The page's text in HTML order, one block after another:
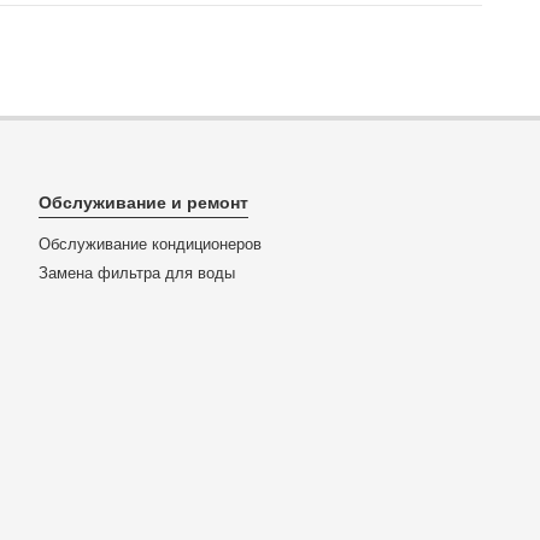
Обслуживание и ремонт
Обслуживание кондиционеров
Замена фильтра для воды